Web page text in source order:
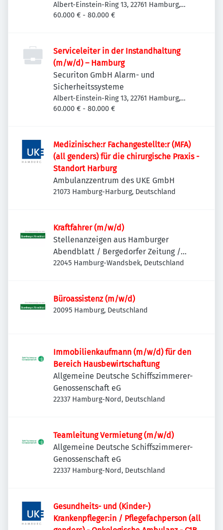
Albert-Einstein-Ring 13, 22761 Hamburg,
Deutschland
60.000 € - 80.000 €
Serviceleiter in der Instandhaltung
(m/w/d) – Hamburg
Securiton GmbH Alarm- und
Sicherheitssysteme
Albert-Einstein-Ring 13, 22761 Hamburg,
Deutschland
60.000 € - 80.000 €
Medizinische:r Fachangestellte:r (MFA)
(all genders) für die chirurgische Praxis -
Standort Harburg
Ambulanzzentrum des UKE GmbH
21073 Hamburg-Harburg, Deutschland
Kraftfahrer (m/w/d)
Stellenanzeigen aus Hamburger
Abendblatt / Bergedorfer Zeitung /
Hamburger Wochenblatt / Niendorfer
22045 Hamburg-Wandsbek, Deutschland
Büroassistenz (m/w/d)
20095 Hamburg, Deutschland
Immobilienkaufmann (m/w/d) für den
Bereich Hausbewirtschaftung
Allgemeine Deutsche Schiffszimmerer-
Genossenschaft eG
22337 Hamburg-Nord, Deutschland
Teamleitung Vermietung (m/w/d)
Allgemeine Deutsche Schiffszimmerer-
Genossenschaft eG
22337 Hamburg-Nord, Deutschland
Gesundheits- und (Kinder-)
Krankenpfleger:in / Pflegefachperson (all